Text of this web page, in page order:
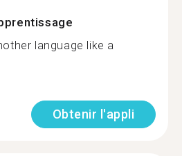
language like a
Obtenir l'appli